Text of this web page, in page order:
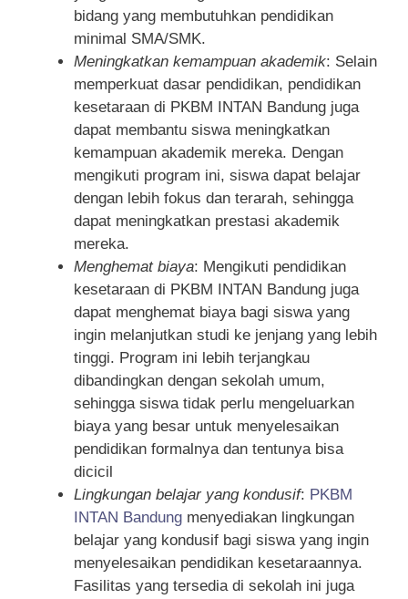
bidang yang membutuhkan pendidikan
minimal SMA/SMK.
Meningkatkan kemampuan akademik: Selain
memperkuat dasar pendidikan, pendidikan
kesetaraan di PKBM INTAN Bandung juga
dapat membantu siswa meningkatkan
kemampuan akademik mereka. Dengan
mengikuti program ini, siswa dapat belajar
dengan lebih fokus dan terarah, sehingga
dapat meningkatkan prestasi akademik
mereka.
Menghemat biaya: Mengikuti pendidikan
kesetaraan di PKBM INTAN Bandung juga
dapat menghemat biaya bagi siswa yang
ingin melanjutkan studi ke jenjang yang lebih
tinggi. Program ini lebih terjangkau
dibandingkan dengan sekolah umum,
sehingga siswa tidak perlu mengeluarkan
biaya yang besar untuk menyelesaikan
pendidikan formalnya dan tentunya bisa
dicicil
Lingkungan belajar yang kondusif: PKBM
INTAN Bandung menyediakan lingkungan
belajar yang kondusif bagi siswa yang ingin
menyelesaikan pendidikan kesetaraannya.
Fasilitas yang tersedia di sekolah ini juga